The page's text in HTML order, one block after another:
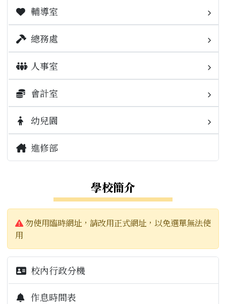
校園公告
榮譽榜
檔案下載
升學專區
校外重要連結
學生園地
業務職掌
校園公告
活動相簿
榮譽榜
輔導室
業務職掌
校園公告
活動相簿
榮譽榜
總務處
業務職掌
校園公告
場地設施開放使用管理要點
報修
人事室
業務職掌
校園公告
常用連結
會計室
業務職掌
校園公告
本校決算書
本校預算書
幼兒園
校園公告
進修部
學校簡介
警告:
勿使用臨時網址，請改用正式網址，以免選單無法使
用
校內行政分機
作息時間表